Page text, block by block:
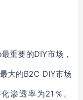
重要的DIY市场，
大的B2C DIY市场
渗透率为21％。